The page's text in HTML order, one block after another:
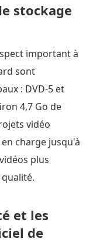
stockage
important à
sont
: DVD-5 et
4,7 Go de
vidéo
charge jusqu'à
plus
et les
de